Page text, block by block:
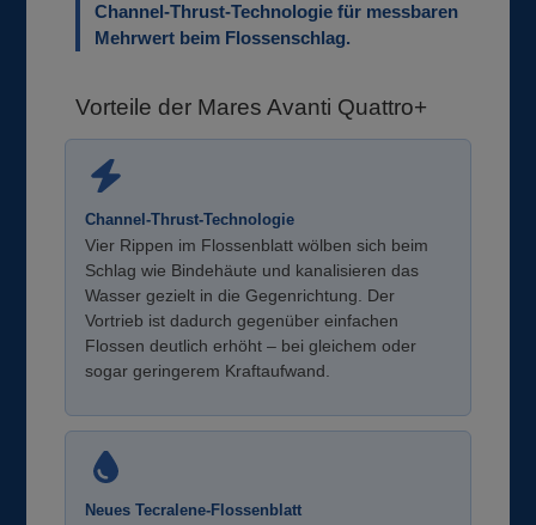
Channel-Thrust-Technologie für messbaren
Mehrwert beim Flossenschlag.
Vorteile der Mares Avanti Quattro+
Channel-Thrust-Technologie
Vier Rippen im Flossenblatt wölben sich beim
Schlag wie Bindehäute und kanalisieren das
Wasser gezielt in die Gegenrichtung. Der
Vortrieb ist dadurch gegenüber einfachen
Flossen deutlich erhöht – bei gleichem oder
sogar geringerem Kraftaufwand.
Neues Tecralene-Flossenblatt